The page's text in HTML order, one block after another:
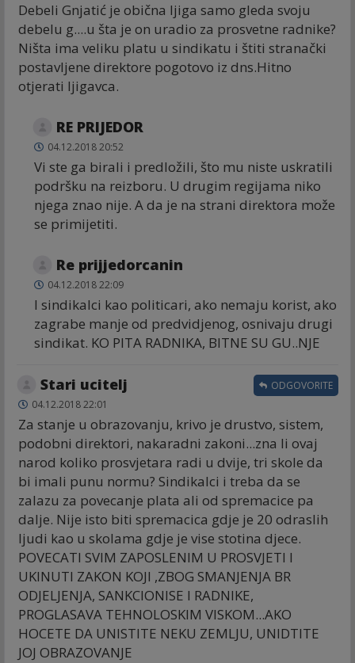
Debeli Gnjatić je obična ljiga samo gleda svoju
debelu g....u šta je on uradio za prosvetne radnike?
Ništa ima veliku platu u sindikatu i štiti stranački
postavljene direktore pogotovo iz dns.Hitno
otjerati ljigavca.
RE PRIJEDOR
04.12.2018 20:52
Vi ste ga birali i predložili, što mu niste uskratili
podršku na reizboru. U drugim regijama niko
njega znao nije. A da je na strani direktora može
se primijetiti.
Re prijjedorcanin
04.12.2018 22:09
I sindikalci kao politicari, ako nemaju korist, ako
zagrabe manje od predvidjenog, osnivaju drugi
sindikat. KO PITA RADNIKA, BITNE SU GU..NJE
Stari ucitelj
04.12.2018 22:01
Za stanje u obrazovanju, krivo je drustvo, sistem,
podobni direktori, nakaradni zakoni...zna li ovaj
narod koliko prosvjetara radi u dvije, tri skole da
bi imali punu normu? Sindikalci i treba da se
zalazu za povecanje plata ali od spremacice pa
dalje. Nije isto biti spremacica gdje je 20 odraslih
ljudi kao u skolama gdje je vise stotina djece.
POVECATI SVIM ZAPOSLENIM U PROSVJETI I
UKINUTI ZAKON KOJI ,ZBOG SMANJENJA BR
ODJELJENJA, SANKCIONISE I RADNIKE,
PROGLASAVA TEHNOLOSKIM VISKOM...AKO
HOCETE DA UNISTITE NEKU ZEMLJU, UNIDTITE
JOJ OBRAZOVANJE
ODGOVORITE